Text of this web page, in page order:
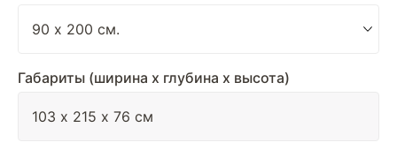
Габариты (ширина х глубина х высота)